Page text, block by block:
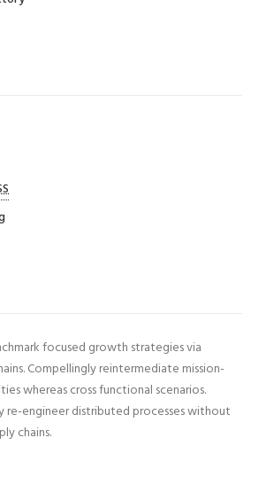
focused growth strategies via
Compellingly reintermediate mission-
whereas cross functional scenarios.
re-engineer distributed processes without
chains.